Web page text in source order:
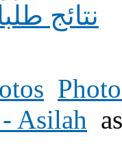
نتائج
Asilah